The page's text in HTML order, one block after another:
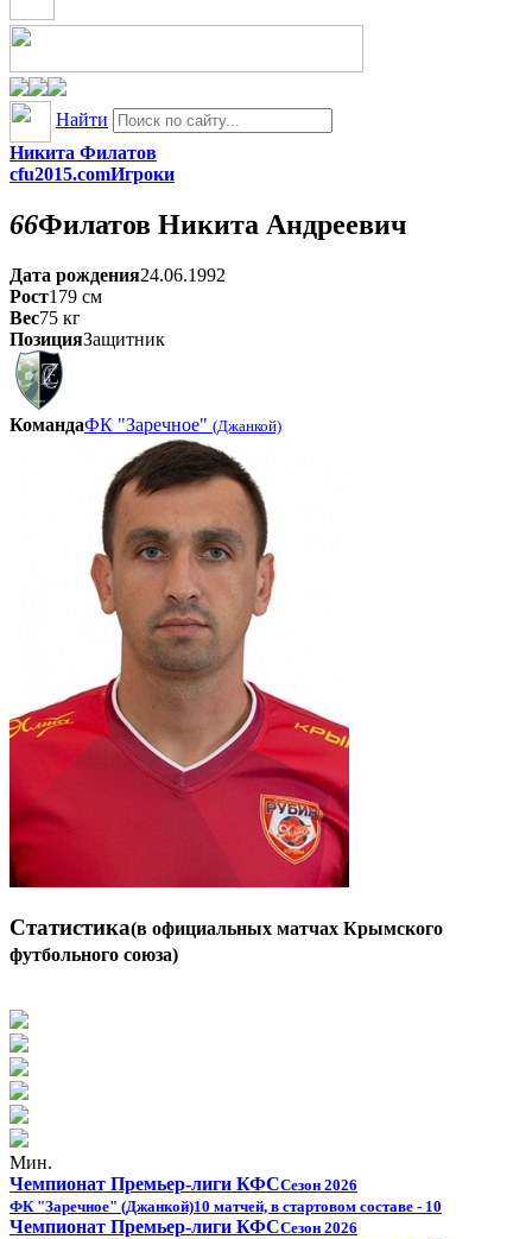
Найти
Никита Филатов
cfu2015.comИгроки
66Филатов Никита Андреевич
Дата рождения24.06.1992
Рост179 см
Вес75 кг
ПозицияЗащитник
КомандаФК "Заречное" (Джанкой)
Статистика(в официальных матчах Крымского
футбольного союза)
Мин.
Чемпионат Премьер-лиги КФССезон 2026
ФК "Заречное" (Джанкой)10 матчей, в стартовом составе - 10
Чемпионат Премьер-лиги КФССезон 2026